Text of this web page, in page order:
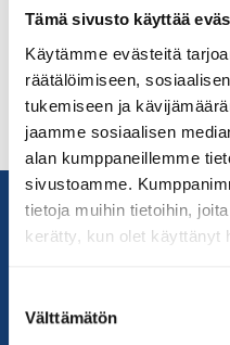
Tämä sivusto käyttää
Käytämme evästeitä
räätälöimiseen,
tukemiseen ja
jaamme sosiaalisen
alan kumppaneillemme
sivustoamme.
tietoja muihin tietoihin,
kerätty, kun olet käyttänyt
valinta
Välttämätön
joutui taipumaan
Seikkula rakentaa
by EJU/Roberts
edustusryhmän urheilijat
European […]
Yhteystiedot